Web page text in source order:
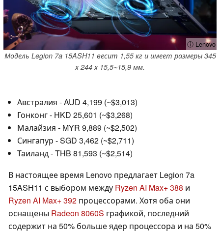
ⓘ Lenovo
Модель Legion 7a 15ASH11 весит 1,55 кг и имеет размеры 345
x 244 x 15,5~15,9 мм.
Австралия - AUD 4,199 (~$3,013)
Гонконг - HKD 25,601 (~$3,268)
Малайзия - MYR 9,889 (~$2,502)
Сингапур - SGD 3,462 (~$2,711)
Таиланд - THB 81,593 (~$2,514)
В настоящее время Lenovo предлагает Legion 7a
15ASH11 с выбором между Ryzen AI Max+ 388 и
Ryzen AI Max+ 392 процессорами. Хотя оба они
оснащены Radeon 8060S графикой, последний
содержит на 50% больше ядер процессора и на 50%